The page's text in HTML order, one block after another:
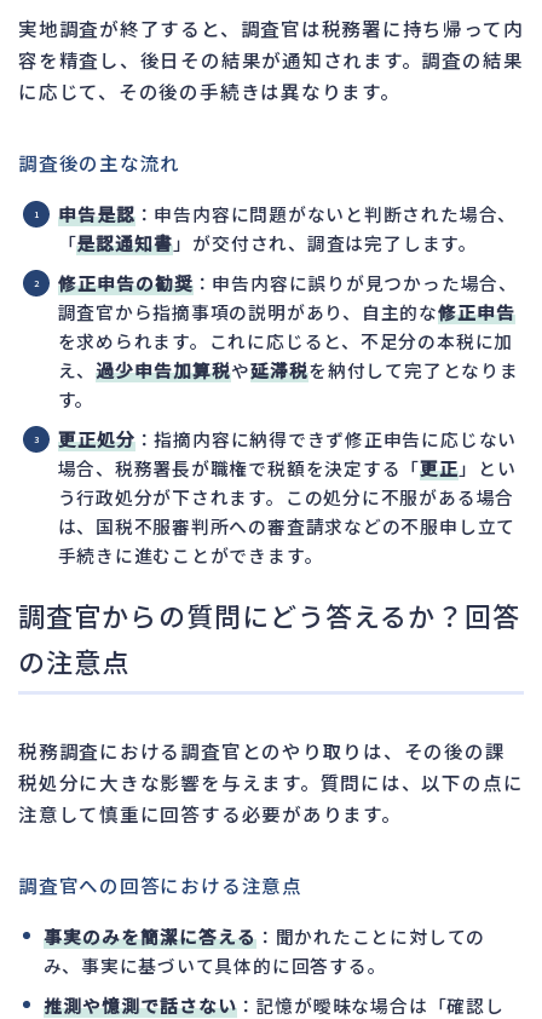
実地調査が終了すると、調査官は税務署に持ち帰って内
容を精査し、後日その結果が通知されます。調査の結果
に応じて、その後の手続きは異なります。
調査後の主な流れ
申告是認：申告内容に問題がないと判断された場合、
「是認通知書」が交付され、調査は完了します。
修正申告の勧奨：申告内容に誤りが見つかった場合、
調査官から指摘事項の説明があり、自主的な修正申告
を求められます。これに応じると、不足分の本税に加
え、過少申告加算税や延滞税を納付して完了となりま
す。
更正処分：指摘内容に納得できず修正申告に応じない
場合、税務署長が職権で税額を決定する「更正」とい
う行政処分が下されます。この処分に不服がある場合
は、国税不服審判所への審査請求などの不服申し立て
手続きに進むことができます。
調査官からの質問にどう答えるか？回答
の注意点
税務調査における調査官とのやり取りは、その後の課
税処分に大きな影響を与えます。質問には、以下の点に
注意して慎重に回答する必要があります。
調査官への回答における注意点
事実のみを簡潔に答える：聞かれたことに対しての
み、事実に基づいて具体的に回答する。
推測や憶測で話さない：記憶が曖昧な場合は「確認し